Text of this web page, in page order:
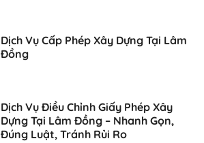
Dịch Vụ Cấp Phép Xây Dựng Tại Lâm
Đồng
Dịch Vụ Điều Chỉnh Giấy Phép Xây
Dựng Tại Lâm Đồng – Nhanh Gọn,
Đúng Luật, Tránh Rủi Ro